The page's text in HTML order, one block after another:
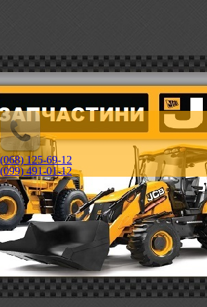
(068) 125-69-12
(099) 491-01-12